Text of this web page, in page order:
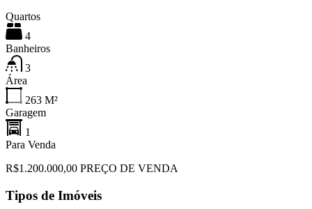
Quartos
4
Banheiros
3
Área
263 M²
Garagem
1
Para Venda
R$1.200.000,00 PREÇO DE VENDA
Tipos de Imóveis